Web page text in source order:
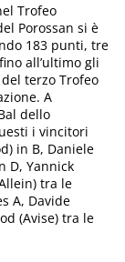
Trofeo
Porossan si è
183 punti, tre
all’ultimo gli
terzo Trofeo
A
dello
i vincitori
in B, Daniele
D, Yannick
tra le
A, Davide
(Avise) tra le